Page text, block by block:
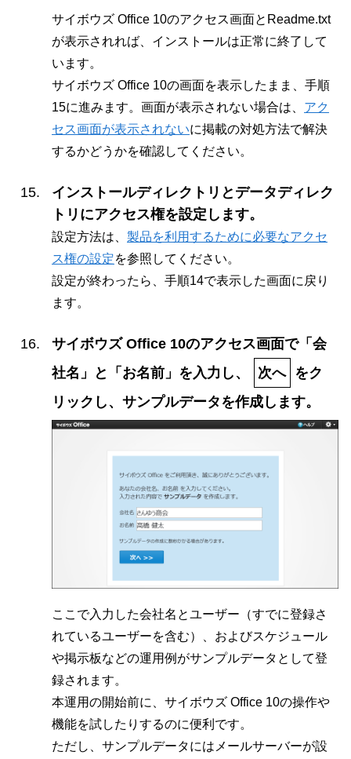
サイボウズ Office 10のアクセス画面とReadme.txt
が表示されれば、インストールは正常に終了して
います。
サイボウズ Office 10の画面を表示したまま、手順
15に進みます。画面が表示されない場合は、 アク
セス画面が表示されないに掲載の対処方法で解決
するかどうかを確認してください。
インストールディレクトリとデータディレク
トリにアクセス権を設定します。
設定方法は、 製品を利用するために必要なアクセ
ス権の設定を参照してください。
設定が終わったら、手順14で表示した画面に戻り
ます。
サイボウズ Office 10のアクセス画面で「会
社名」と「お名前」を入力し、
次へ をク
リックし、サンプルデータを作成します。
ここで入力した会社名とユーザー（すでに登録さ
れているユーザーを含む）、およびスケジュール
や掲示板などの運用例がサンプルデータとして登
録されます。
本運用の開始前に、サイボウズ Office 10の操作や
機能を試したりするのに便利です。
ただし、サンプルデータにはメールサーバーが設